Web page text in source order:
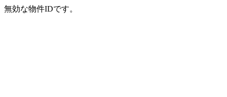
無効な物件IDです。